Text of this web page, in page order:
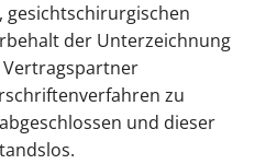
der Unterzeichnung
Vertragspartner
zu
und dieser